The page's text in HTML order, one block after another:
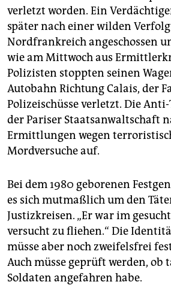
unterstützen
abo
genossenschaft
epaper login
verletzt worden. Ein
später nach einer wilden
Nordfrankreich angeschossen
wie am Mittwoch aus
Polizisten stoppten seinen
Autobahn Richtung Calais, der
Polizeischüsse verletzt. Die
der Pariser Staatsanwaltschaft
Ermittlungen wegen
Mordversuche auf.
Bei dem 1980 geborenen
es sich mutmaßlich um den
Justizkreisen. „Er war im
versucht zu fliehen.“ Die
müsse aber noch zweifelsfrei
Auch müsse geprüft werden, ob
Soldaten angefahren habe.